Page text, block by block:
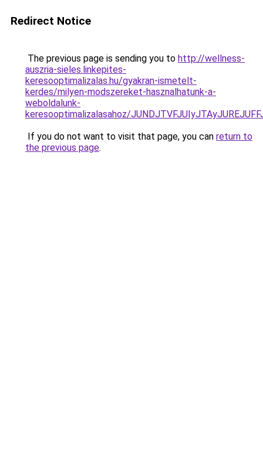
Redirect Notice
The previous page is sending you to http://wellness-
auszria-sieles.linkepites-
keresooptimalizalas.hu/gyakran-ismetelt-
kerdes/milyen-modszereket-hasznalhatunk-a-
weboldalunk-
keresooptimalizalasahoz/
If you do not want to visit that page, you can return to
the previous page.